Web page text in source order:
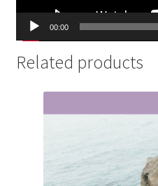
00:00
Related products